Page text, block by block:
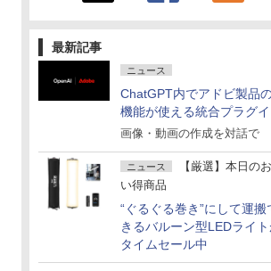
最新記事
ニュース
ChatGPT内でアドビ製品
機能が使える統合プラグ
画像・動画の作成を対話で
ニュース
【厳選】本日の
い得商品
“ぐるぐる巻き”にして運搬
きるバルーン型LEDライ
タイムセール中